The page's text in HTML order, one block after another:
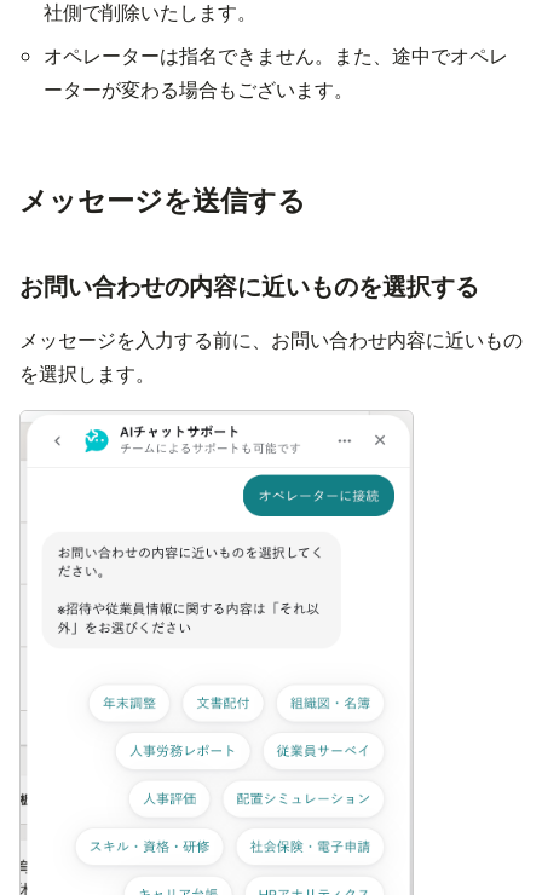
社側で削除いたします。
オペレーターは指名できません。また、途中でオペレ
ーターが変わる場合もございます。
メッセージを送信する
お問い合わせの内容に近いものを選択する
メッセージを入力する前に、お問い合わせ内容に近いもの
を選択します。